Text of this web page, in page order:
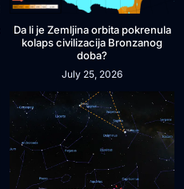
Da li je Zemljina orbita pokrenula
kolaps civilizacija Bronzanog
doba?
July 25, 2026